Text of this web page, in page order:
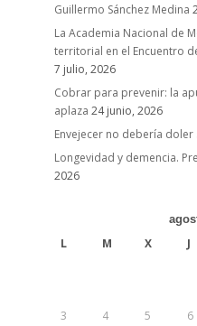
Guillermo Sánchez Medina
La Academia Nacional de
territorial en el Encuentro
7 julio, 2026
Cobrar para prevenir: la
aplaza 24 junio, 2026
Envejecer no debería doler
Longevidad y demencia.
2026
L M X J
3 4 5 6